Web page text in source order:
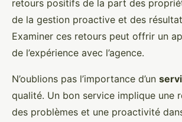
retours positifs de la part des
de la gestion proactive et des
Examiner ces retours peut offrir un
de l’expérience avec l’agence.
N’oublions pas l’importance d’un
qualité. Un bon service implique une
des problèmes et une proactivité